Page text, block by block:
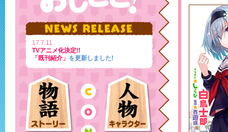
17.7.11
TVアニメ化決定!!
「既刊紹介」 を更新しました!